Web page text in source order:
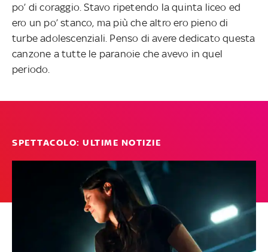
po’ di coraggio. Stavo ripetendo la quinta liceo ed
ero un po’ stanco, ma più che altro ero pieno di
turbe adolescenziali. Penso di avere dedicato questa
canzone a tutte le paranoie che avevo in quel
periodo.
SPETTACOLO: ULTIME NOTIZIE